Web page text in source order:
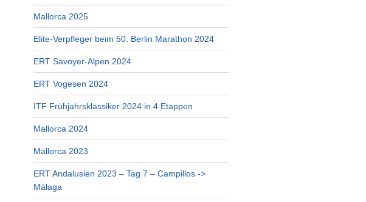
Mallorca 2025
Elite-Verpfleger beim 50. Berlin Marathon 2024
ERT Savoyer-Alpen 2024
ERT Vogesen 2024
ITF Frühjahrsklassiker 2024 in 4 Etappen
Mallorca 2024
Mallorca 2023
ERT Andalusien 2023 – Tag 7 – Campillos ->
Málaga